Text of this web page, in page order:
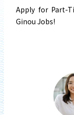
Apply for Part-
Ginou Jobs!